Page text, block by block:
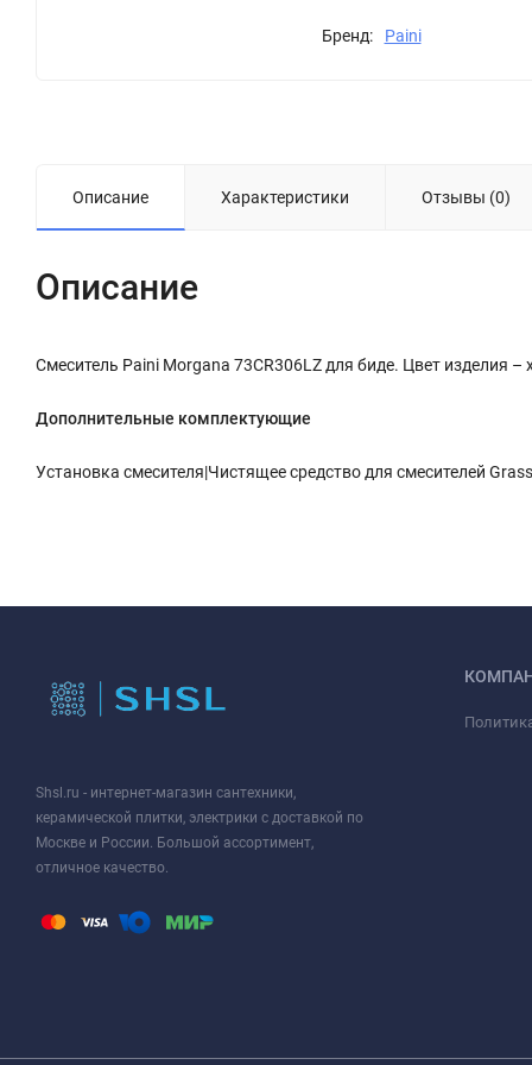
Бренд: Paini
Описание Характеристики Отзывы (0)
Описание
Смеситель Paini Morgana 73CR306LZ для биде. Цвет изделия –
Дополнительные комплектующие
Установка смесителя|Чистящее средство для смесителей
Shsl.ru - интернет-магазин сантехники,
керамической плитки, электрики с доставкой по
Москве и России. Большой ассортимент,
отличное качество.